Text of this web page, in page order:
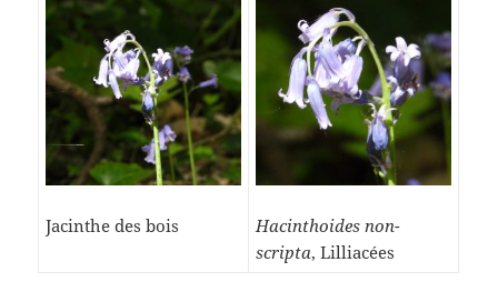
Jacinthe des bois
Hacinthoides non-
scripta, Lilliacées